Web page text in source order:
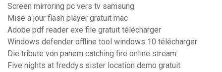
Screen mirroring pc vers tv samsung
Mise a jour flash player gratuit mac
Adobe pdf reader exe file gratuit télécharger
Windows defender offline tool windows 10 télécharger
Die tribute von panem catching fire online stream
Five nights at freddys sister location demo gratuit